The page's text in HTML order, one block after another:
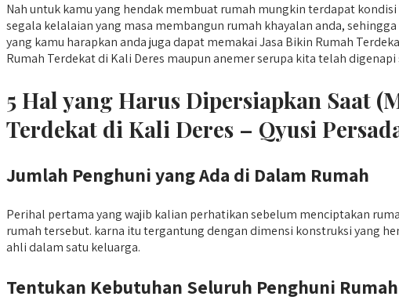
Nah untuk kamu yang hendak membuat rumah mungkin terdapat
segala kelalaian yang masa membangun rumah khayalan anda,
yang kamu harapkan anda juga dapat memakai Jasa Bikin Rumah
Rumah Terdekat di Kali Deres maupun anemer serupa kita telah
5 Hal yang Harus Dipersiapkan Saat
Terdekat di Kali Deres – Qyusi
Jumlah Penghuni yang Ada di Dalam Rumah
Perihal pertama yang wajib kalian perhatikan sebelum menciptakan
rumah tersebut. karna itu tergantung dengan dimensi konstruksi yang
ahli dalam satu keluarga.
Tentukan Kebutuhan Seluruh Penghuni Rumah